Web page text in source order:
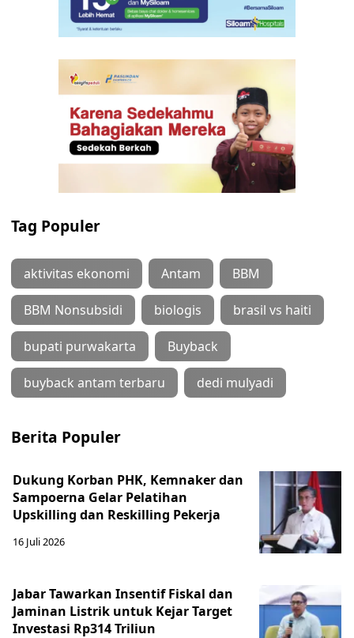
Tag Populer
aktivitas ekonomi Antam BBM
BBM Nonsubsidi biologis brasil vs haiti
bupati purwakarta Buyback
buyback antam terbaru dedi mulyadi
Berita Populer
Dukung Korban PHK, Kemnaker dan
Sampoerna Gelar Pelatihan
Upskilling dan Reskilling Pekerja
16 Juli 2026
Jabar Tawarkan Insentif Fiskal dan
Jaminan Listrik untuk Kejar Target
Investasi Rp314 Triliun